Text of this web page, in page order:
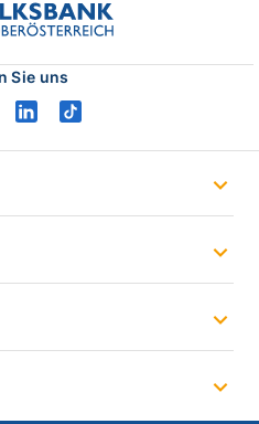
volksbank
ooe
Sie uns
linkedintiktok